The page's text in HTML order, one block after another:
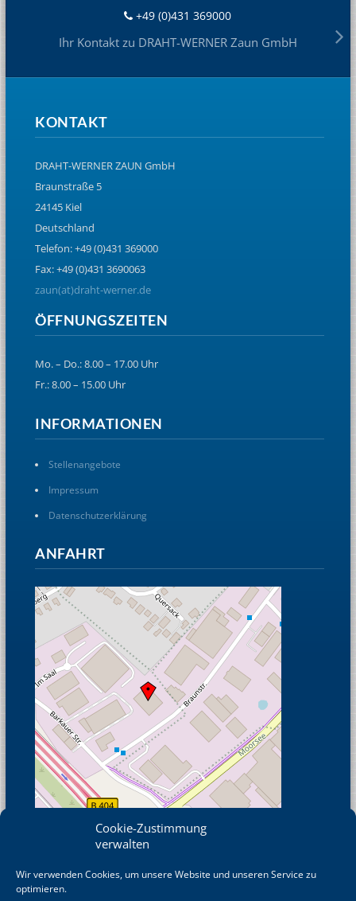
Cookie-Zustimmung
verwalten
Wir verwenden Cookies, um unsere Website und unseren Service zu
optimieren.
+49 (0)431 369000
Ihr Kontakt zu DRAHT-WERNER Zaun GmbH
KONTAKT
DRAHT-WERNER ZAUN GmbH
Braunstraße 5
24145 Kiel
Deutschland
Telefon: +49 (0)431 369000
Fax: +49 (0)431 3690063
zaun(at)draht-werner.de
ÖFFNUNGSZEITEN
Mo. – Do.: 8.00 – 17.00 Uhr
Fr.: 8.00 – 15.00 Uhr
INFORMATIONEN
Stellenangebote
Impressum
Datenschutzerklärung
ANFAHRT
© OpenStreetMap